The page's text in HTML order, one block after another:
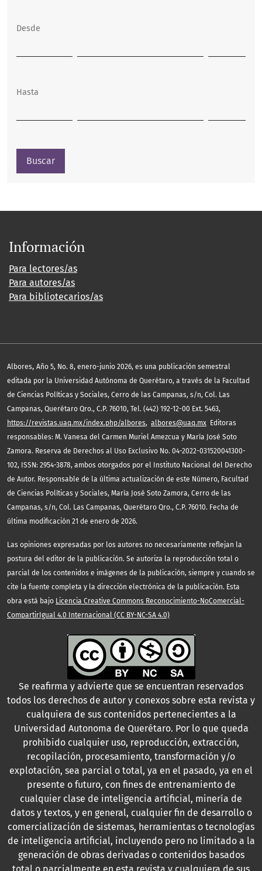
Desde
Hasta
Buscar
Información
Para lectores/as
Para autores/as
Para bibliotecarios/as
Albores, Año 5, No. 8, enero-junio 2026, es una publicación semestral
editada por la Universidad Autónoma de Querétaro, a través de la Facultad
de Ciencias Políticas y Sociales, Cerro de las Campanas, s/n, Col. Las
Campanas, Querétaro Qro., C.P. 76010, Tel. (442) 192-12-00 Ext. 5463,
https://revistas.uaq.mx/index.php/albores, albores@uaq.mx Editoras
responsables: M. Vanesa del Carmen Muriel Amezcua y María José Soto
Zamora. Reserva de Derechos al Uso Exclusivo No. 04-2022-031520041300-
102, ISSN: 2954-3878, ambos otorgados por el Instituto Nacional del Derecho
de Autor. Responsable de la última actualización de este Número, Facultad
de Ciencias Políticas y Sociales, María José Soto Zamora, Cerro de las
Campanas, s/n, Col. Las Campanas, Querétaro Qro., C.P. 76010. Fecha de
última modificación 21 de enero de 2026.
Las opiniones expresadas por los autores no necesariamente reflejan la
postura del editor de la publicación. Se autoriza la reproducción total o
parcial de los contenidos e imágenes de la publicación, siempre y cuando se
cite la fuente completa y la dirección electrónica de la publicación. Esta
obra está bajo Licencia Creative Commons Reconocimiento-NoComercial-
CompartirIgual 4.0 Internacional (CC BY-NC-SA 4.0)
Se reafirma y advierte que se encuentran reservados
todos los derechos de autor y conexos sobre esta revista y
cualquiera de sus contenidos pertenecientes a la
Universidad Autonoma de Querétaro. Por lo que queda
prohibido cualquier uso, reproducción, extracción,
recopilación, procesamiento, transformación y/o
explotación, sea parcial o total, ya en el pasado, ya en el
presente o futuro, con fines de entrenamiento de
cualquier clase de inteligencia artificial, minería de
datos y textos, y en general, cualquier fin de desarrollo o
comercialización de sistemas, herramientas o tecnologías
de inteligencia artificial, incluyendo pero no limitado a la
generación de obras derivadas o contenidos basados